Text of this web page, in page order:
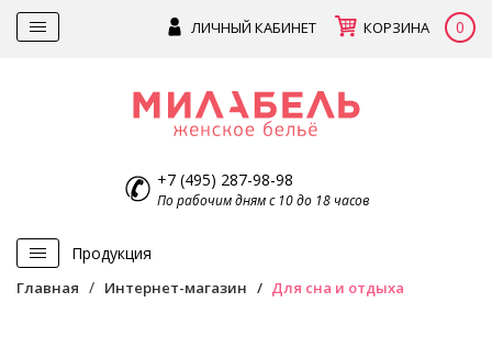
ЛИЧНЫЙ КАБИНЕТ КОРЗИНА 0
+7 (495) 287-98-98
По рабочим дням с 10 до 18 часов
Продукция
Главная Интернет-магазин Для сна и отдыха